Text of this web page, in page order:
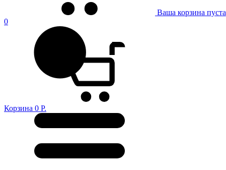
Ваша корзина пуста
0
Корзина 0 Р.